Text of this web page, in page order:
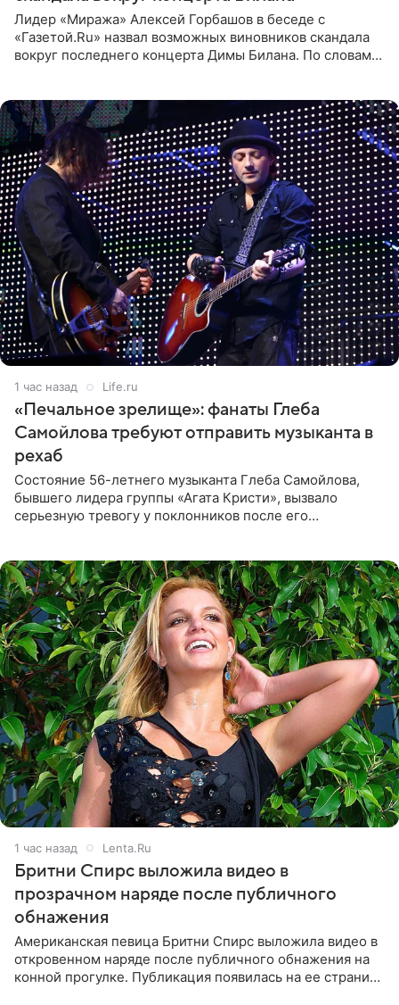
Лидер «Миража» Алексей Горбашов в беседе с
«Газетой.Ru» назвал возможных виновников скандала
вокруг последнего концерта Димы Билана. По словам
1 час назад Life.ru
«Печальное зрелище»: фанаты Глеба
Самойлова требуют отправить музыканта в
рехаб
Состояние 56-летнего музыканта Глеба Самойлова,
бывшего лидера группы «Агата Кристи», вызвало
серьезную тревогу у поклонников после его
1 час назад Lenta.Ru
Бритни Спирс выложила видео в
прозрачном наряде после публичного
обнажения
Американская певица Бритни Спирс выложила видео в
откровенном наряде после публичного обнажения на
конной прогулке. Публикация появилась на ее странице